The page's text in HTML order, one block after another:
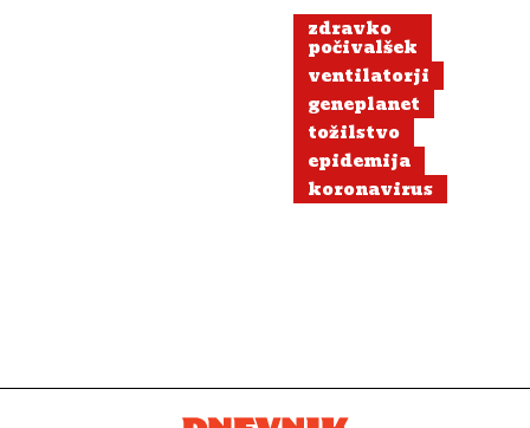
zdravko
počivalšek
ventilatorji
geneplanet
tožilstvo
epidemija
koronavirus